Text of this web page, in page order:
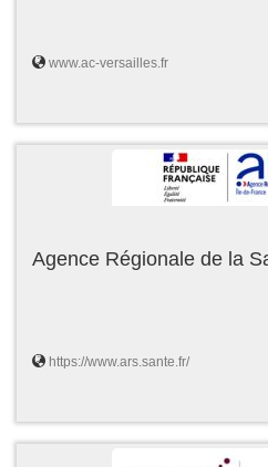
www.ac-versailles.fr
Agence Régionale de la
https://www.ars.sante.fr/